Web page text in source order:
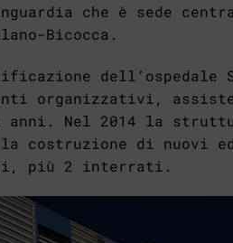
che è sede
Bicocca.
dell’ospedale
organizzativi,
Nel 2014 la
costruzione di nuovi
più 2 interrati.